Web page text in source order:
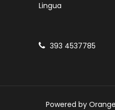
Lingua
393 4537785
Powered by Orange